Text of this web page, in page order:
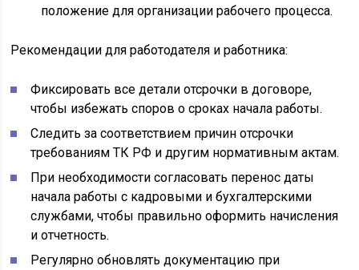
положение для организации рабочего процесса.
Рекомендации для работодателя и работника:
Фиксировать все детали отсрочки в договоре,
чтобы избежать споров о сроках начала работы.
Следить за соответствием причин отсрочки
требованиям ТК РФ и другим нормативным актам.
При необходимости согласовать перенос даты
начала работы с кадровыми и бухгалтерскими
службами, чтобы правильно оформить начисления
и отчетность.
Регулярно обновлять документацию при